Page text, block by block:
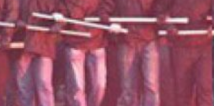
Rote Post #93
Rote Post #92